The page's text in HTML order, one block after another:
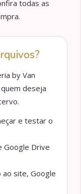
todas as
by Van
deseja
e testar o
Google Drive
ao site, Google